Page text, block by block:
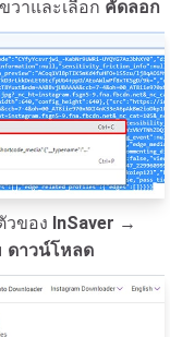
วาและเลือก คัดลอก
วของ InSaver →
ดาวน์โหลด